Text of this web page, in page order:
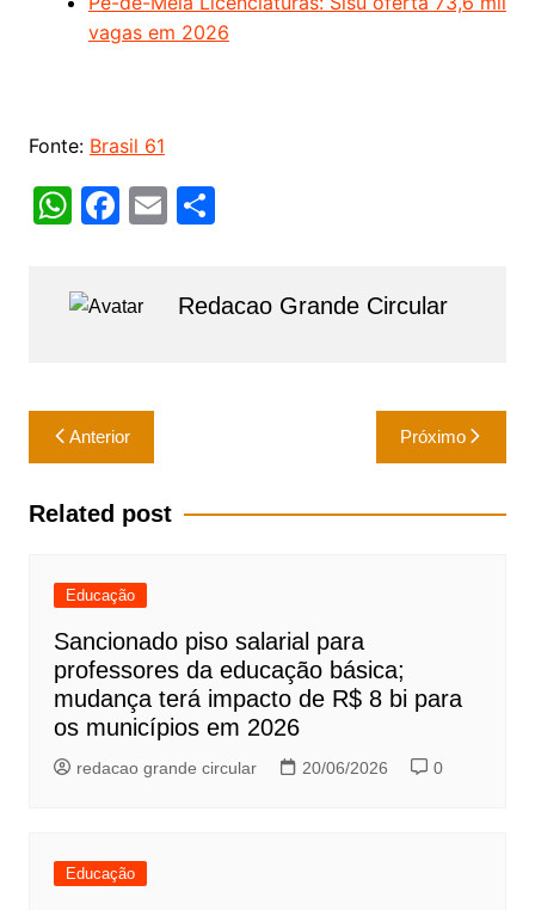
vagas em 2026
Fonte: Brasil 61
W
at
s
p
F
e
o
k
E S
e
Redacao Grande Circular
Navegação
de
Post
Anterior Próximo
Related post
Educação
Sancionado piso salarial para
professores da educação básica;
mudança terá impacto de R$ 8 bi para
os municípios em 2026
redacao grande circular 20/06/2026 0
Educação